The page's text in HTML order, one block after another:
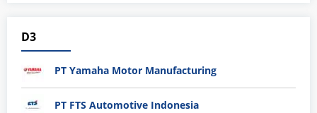
D3
PT Yamaha Motor Manufacturing
PT FTS Automotive Indonesia